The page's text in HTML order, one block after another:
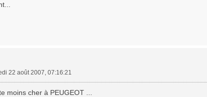
22 août 2007, 07:16:21
moins cher à PEUGEOT ...